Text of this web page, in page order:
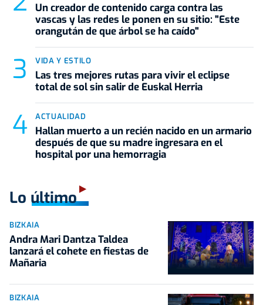
Un creador de contenido carga contra las
vascas y las redes le ponen en su sitio: "Este
orangután de que árbol se ha caído"
VIDA Y ESTILO
Las tres mejores rutas para vivir el eclipse
total de sol sin salir de Euskal Herria
ACTUALIDAD
Hallan muerto a un recién nacido en un armario
después de que su madre ingresara en el
hospital por una hemorragia
Lo último
BIZKAIA
Andra Mari Dantza Taldea
lanzará el cohete en fiestas de
Mañaria
BIZKAIA